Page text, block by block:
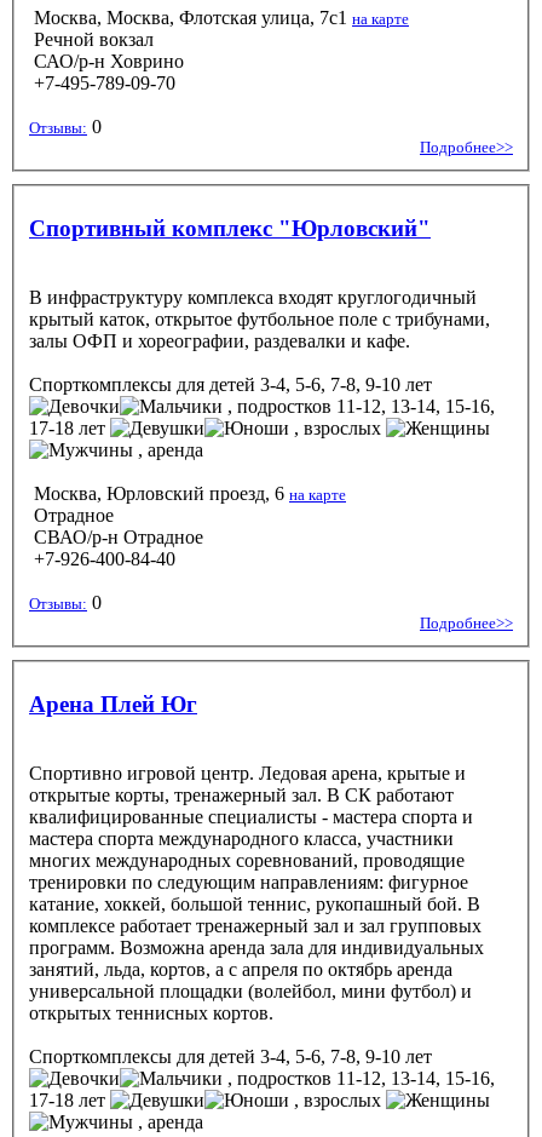
Москва, Москва, Флотская улица, 7с1 на карте
Речной вокзал
САО/р-н Ховрино
+7-495-789-09-70
Отзывы: 0
Подробнее>>
Спортивный комплекс "Юрловский"
В инфраструктуру комплекса входят круглогодичный
крытый каток, открытое футбольное поле с трибунами,
залы ОФП и хореографии, раздевалки и кафе.
Спорткомплексы для детей 3-4, 5-6, 7-8, 9-10 лет
, подростков 11-12, 13-14, 15-16,
17-18 лет
, взрослых
, аренда
Москва, Юрловский проезд, 6 на карте
Отрадное
СВАО/р-н Отрадное
+7-926-400-84-40
Отзывы: 0
Подробнее>>
Арена Плей Юг
Спортивно игровой центр. Ледовая арена, крытые и
открытые корты, тренажерный зал. В СК работают
квалифицированные специалисты - мастера спорта и
мастера спорта международного класса, участники
многих международных соревнований, проводящие
тренировки по следующим направлениям: фигурное
катание, хоккей, большой теннис, рукопашный бой. В
комплексе работает тренажерный зал и зал групповых
программ. Возможна аренда зала для индивидуальных
занятий, льда, кортов, а с апреля по октябрь аренда
универсальной площадки (волейбол, мини футбол) и
открытых теннисных кортов.
Спорткомплексы для детей 3-4, 5-6, 7-8, 9-10 лет
, подростков 11-12, 13-14, 15-16,
17-18 лет
, взрослых
, аренда